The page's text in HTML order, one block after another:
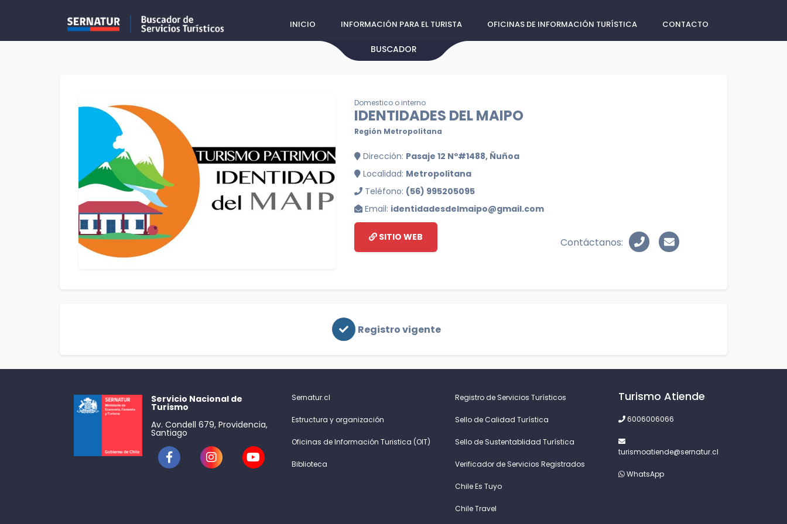
INICIO INFORMACIÓN PARA EL TURISTA OFICINAS DE INFORMACIÓN TURÍSTICA CONTACTO
BUSCADOR
Domestico o interno
IDENTIDADES DEL MAIPO
Región Metropolitana
Dirección: Pasaje 12 Nº#1488, Ñuñoa
Localidad: Metropolitana
Teléfono: (56) 995205095
Email: identidadesdelmaipo@gmail.com
SITIO WEB Contáctanos:
Registro vigente
Servicio Nacional de
Turismo
Av. Condell 679, Providencia,
Santiago
Sernatur.cl
Estructura y organización
Oficinas de Información Turistica (OIT)
Biblioteca
Registro de Servicios Turísticos
Sello de Calidad Turística
Sello de Sustentablidad Turística
Verificador de Servicios Registrados
Chile Es Tuyo
Chile Travel
Turismo Atiende
6006006066
turismoatiende@sernatur.cl
WhatsApp